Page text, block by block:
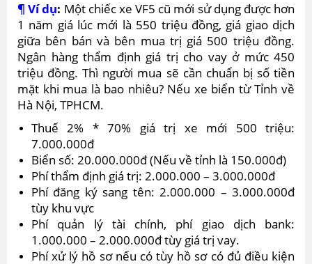
¶ Ví dụ: Một chiếc xe VF5 cũ mới sử dụng được hơn
1 năm giá lúc mới là 550 triệu đồng, giá giao dịch
giữa bên bán và bên mua trị giá 500 triệu đồng.
Ngân hàng thẩm định giá trị cho vay ở mức 450
triệu đồng. Thì người mua sẽ cần chuẩn bị số tiền
mặt khi mua là bao nhiêu? Nếu xe biển từ Tỉnh về
Hà Nội, TPHCM.
Thuế 2% * 70% giá trị xe mới 500 triệu:
7.000.000đ
Biển số: 20.000.000đ (Nếu về tỉnh là 150.000đ)
Phí thẩm định giá trị: 2.000.000 – 3.000.000đ
Phí đăng ký sang tên: 2.000.000 – 3.000.000đ
tùy khu vực
Phí quản lý tài chính, phí giao dịch bank:
1.000.000 – 2.000.000đ tùy giá trị vay.
Phí xử lý hồ sơ nếu có tùy hồ sơ có đủ điều kiện